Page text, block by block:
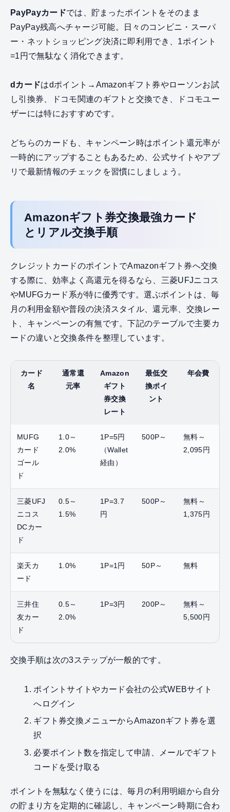
PayPayカードでは、貯まったポイントをそのまま
PayPay残高へチャージ可能。日々のコンビニ・スーパ
ー・ネットショッピング決済に即利用でき、1ポイント
=1円で無駄なく消化できます。
dカードはdポイント→Amazonギフト券やローソンお試
し引換券、ドコモ関連のギフトと交換でき、ドコモユー
ザーには特におすすめです。
どちらのカードも、キャンペーン時はポイント還元率が
一時的にアップすることもあるため、公式サイトやアプ
リで最新情報のチェックを習慣にしましょう。
Amazonギフト券交換最強カード
とリアル交換手順
クレジットカードのポイントでAmazonギフト券へ交換
する際に、効率よく高還元を得るなら、三菱UFJニコス
やMUFGカード系が特に優秀です。選ぶポイントは、毎
月の利用金額や普段の決済スタイル、還元率、交換レー
ト、キャンペーンの有無です。下記のテーブルで主要カ
ードの違いと交換条件を整理しています。
カード
名
通常還
元率
Amazon
ギフト
券交換
レート
最低交
換ポイ
ント
年会費
MUFG
カード
ゴール
ド
1.0～
2.0%
1P=5円
（Wallet
経由）
500P～
無料～
2,095円
三菱UFJ
ニコス
DCカー
ド
0.5～
1.5%
1P=3.7
円
500P～
無料～
1,375円
楽天カ
ード
1.0% 1P=1円 50P～ 無料
三井住
友カー
ド
0.5～
2.0%
1P=3円 200P～
無料～
5,500円
交換手順は次の3ステップが一般的です。
ポイントサイトやカード会社の公式WEBサイト
へログイン
ギフト券交換メニューからAmazonギフト券を選
択
必要ポイント数を指定して申請、メールでギフト
コードを受け取る
ポイントを無駄なく使うには、毎月の利用明細から自分
の貯まり方を定期的に確認し、キャンペーン時期に合わ